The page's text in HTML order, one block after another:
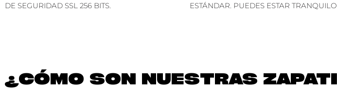
DE SEGURIDAD SSL 256 BITS.
ESTÁNDAR. PUEDES ESTAR TRANQUILO.
¿CÓMO SON NUESTRAS